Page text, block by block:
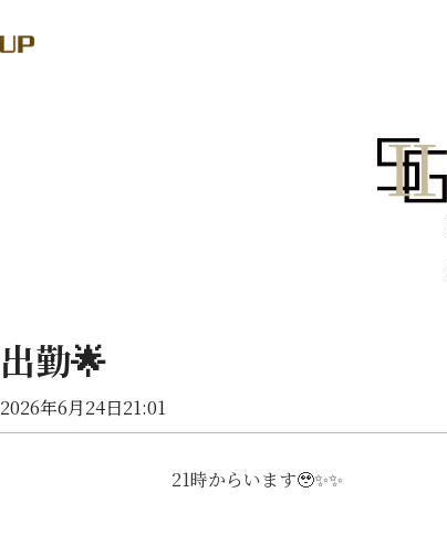
出勤🌟
2026年6月24日21:01
21時からいます🥹✨✨